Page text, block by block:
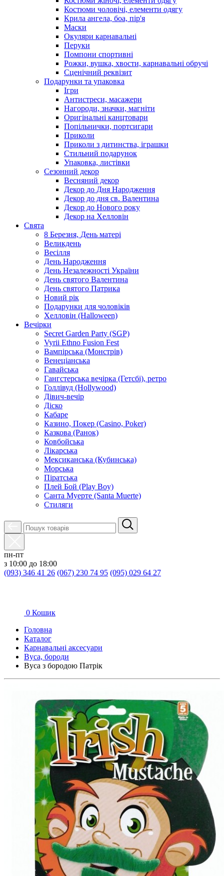
Костюми чоловічі, елементи одягу
Крила ангела, боа, пір'я
Маски
Окуляри карнавальні
Перуки
Помпони спортивні
Рожки, вушка, хвости, карнавальні обручі
Сценічний реквізит
Подарунки та упаковка
Ігри
Антистреси, масажери
Нагороди, значки, магніти
Оригінальні канцтовари
Попільнички, портсигари
Приколи
Приколи з дитинства, іграшки
Стильний подарунок
Упаковка, листівки
Сезонний декор
Весняний декор
Декор до Дня Народження
Декор до дня св. Валентина
Декор до Нового року
Декор на Хелловін
Свята
8 Березня, День матері
Великдень
Весілля
День Народження
День Незалежності України
День святого Валентина
День святого Патрика
Новий рік
Подарунки для чоловіків
Хелловін (Halloween)
Вечірки
Secret Garden Party (SGP)
Vyrii Ethno Fusion Fest
Вампірська (Монстрів)
Венеціанська
Гавайська
Гангстерська вечірка (Гетсбі), ретро
Голлівуд (Hollywood)
Дівич-вечір
Діско
Кабаре
Казино, Покер (Casino, Poker)
Казкова (Ранок)
Ковбойська
Лікарська
Мексиканська (Кубинська)
Морська
Піратська
Плей Бой (Play Boy)
Санта Муерте (Santa Muerte)
Стиляги
пн-пт
з 10:00 до 18:00
(093) 346 41 26 (067) 230 74 95 (095) 029 64 27
0 Кошик
Головна
Каталог
Карнавальні аксесуари
Вуса, бороди
Вуса з бородою Патрік